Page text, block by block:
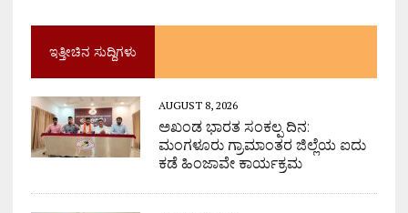
ಇತ್ತೀಚಿನ ಸುದ್ದಿಗಳು
AUGUST 8, 2026
ಅಖಂಡ ಭಾರತ ಸಂಕಲ್ಪ ದಿನ:
ಮಂಗಳೂರು ಗ್ರಾಮಾಂತರ ಜಿಲ್ಲೆಯ ಐದು
ಕಡೆ ಹಿಂಜಾವೇ ಕಾರ್ಯಕ್ರಮ